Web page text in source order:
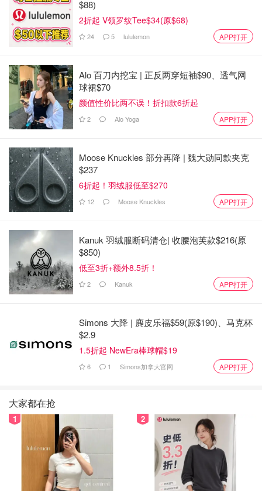
$88)
2折起 V领罗纹Tee$34(原$68)
24 5 lululemon APP打开
Alo 百刀内挖宝 | 正反两穿短袖$90、透气网
球裙$70
颜值性价比两不误！折扣款6折起
2 Alo Yoga APP打开
Moose Knuckles 部分再降 | 魏大勋同款夹克
$237
6折起！羽绒服低至$270
12 Moose Knuckles APP打开
Kanuk 羽绒服断码清仓| 收腰泡芙款$216(原
$850)
低至3折+额外8.5折！
2 Kanuk APP打开
Simons 大降 | 麂皮乐福$59(原$190)、马克杯
$2.9
1.5折起 NewEra棒球帽$19
6 1 Simons加拿大官网 APP打开
大家都在抢
1 2